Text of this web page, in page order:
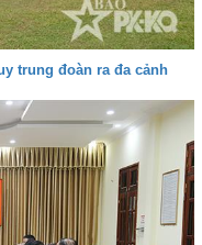
trung đoàn ra đa cảnh